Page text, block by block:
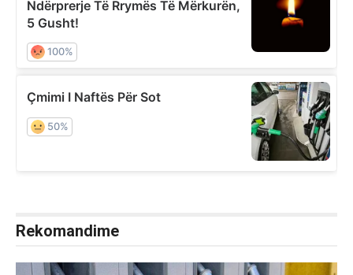
Rekomandime